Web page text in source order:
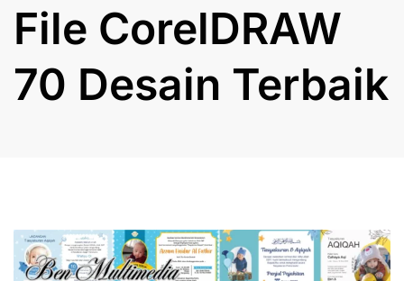
File CorelDRAW
70 Desain Terbaik